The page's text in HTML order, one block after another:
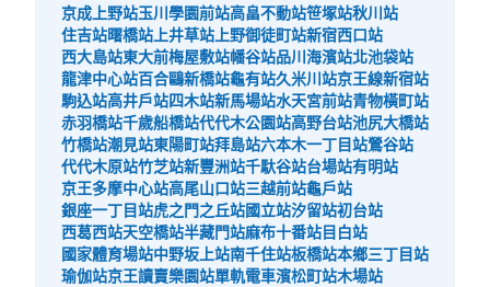
京成上野站玉川學園前站高畠不動站笹塚站秋川站
住吉站曙橋站 上井草站 上野御徒町站新宿西口站
西大島站東大前梅屋敷站幡谷站品川海濱站北池袋站
龍津中心站百合鷗新橋站龜有站久米川站京王線新宿站
駒込站高井戶站四木站新馬場站水天宮前站青物橫町站
赤羽橋站千歲船橋站代代木公園站高野台站池尻大橋站
竹橋站潮見站東陽町站拜島站六本木一丁目站鶯谷站
代代木原站竹芝站新豐洲站千馱谷站台場站有明站
京王多摩中心站高尾山口站三越前站龜戶站
銀座一丁目站虎之門之丘站國立站汐留站初台站
西葛西站天空橋站半藏門站麻布十番站目白站
國家體育場站中野坂上站南千住站板橋站本鄉三丁目站
瑜伽站京王讀賣樂園站單軌電車濱松町站木場站